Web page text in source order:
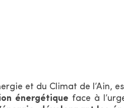
et du Climat de l’Ain,
énergétique face à